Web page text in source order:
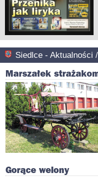
Siedlce - Aktualności
Marszałek
Gorące welony